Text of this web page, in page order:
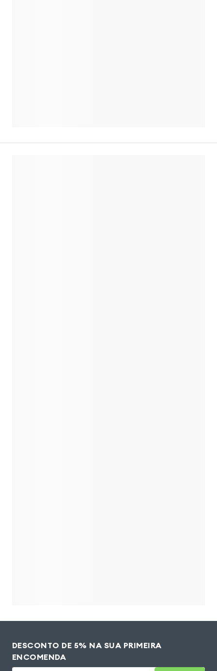
DESCONTO DE 5% NA SUA PRIMEIRA
ENCOMENDA